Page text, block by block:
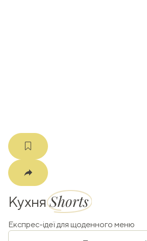
КухняShorts
Експрес-ідеї для щоденного меню